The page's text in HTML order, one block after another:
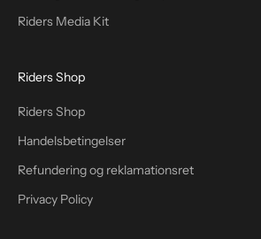
Riders Media Kit
Riders Shop
Riders Shop
Handelsbetingelser
Refundering og reklamationsret
Privacy Policy